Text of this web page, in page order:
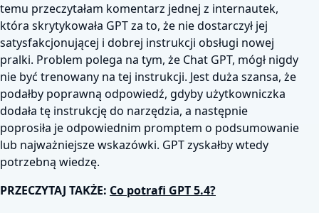
temu przeczytałam komentarz jednej z internautek,
która skrytykowała GPT za to, że nie dostarczył jej
satysfakcjonującej i dobrej instrukcji obsługi nowej
pralki. Problem polega na tym, że Chat GPT, mógł nigdy
nie być trenowany na tej instrukcji. Jest duża szansa, że
podałby poprawną odpowiedź, gdyby użytkowniczka
dodała tę instrukcję do narzędzia, a następnie
poprosiła je odpowiednim promptem o podsumowanie
lub najważniejsze wskazówki. GPT zyskałby wtedy
potrzebną wiedzę.
PRZECZYTAJ TAKŻE: Co potrafi GPT 5.4?